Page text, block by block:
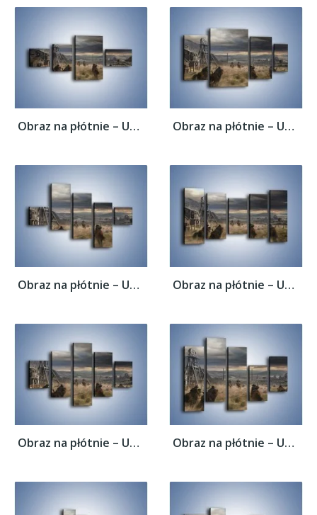
Obraz na płótnie – Uciec przed wrogiem –... Obraz na płótnie – Uciec przed wrogiem –...
Obraz na płótnie – Uciec przed wrogiem –... Obraz na płótnie – Uciec przed wrogiem –...
Obraz na płótnie – Uciec przed wrogiem –... Obraz na płótnie – Uciec przed wrogiem –...